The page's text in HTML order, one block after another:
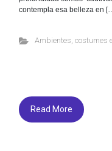
contempla esa belleza en
Ambientes, costumes
Read More